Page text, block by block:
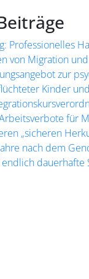
Professionelles
von Migration
zur
Kinder
für
„sicheren
nach dem
dauerhafte